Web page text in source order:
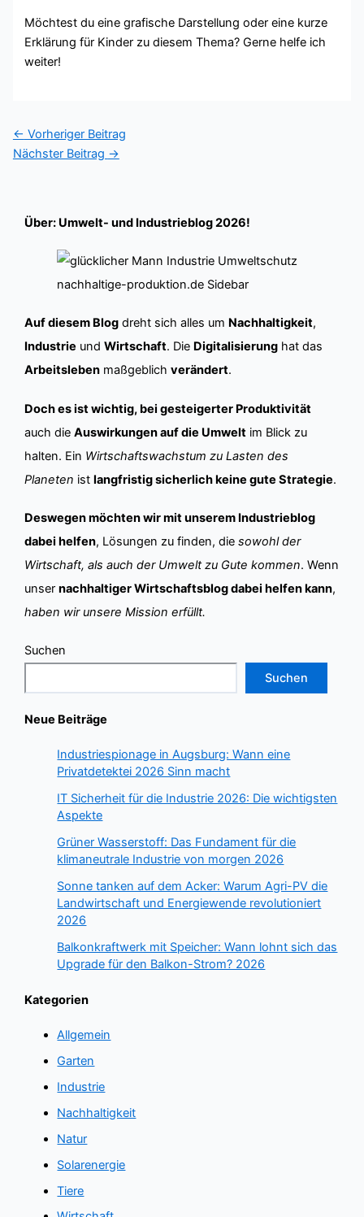
Möchtest du eine grafische Darstellung oder eine kurze
Erklärung für Kinder zu diesem Thema? Gerne helfe ich
weiter!
← Vorheriger Beitrag
Nächster Beitrag →
Über: Umwelt- und Industrieblog 2026!
Auf diesem Blog dreht sich alles um Nachhaltigkeit,
Industrie undWirtschaft. Die Digitalisierung hat das
Arbeitsleben maßgeblichverändert.
Doch es ist wichtig, bei gesteigerter Produktivität
auch dieAuswirkungen auf die Umwelt im Blick zu
halten. Ein Wirtschaftswachstum zu Lasten des
Planeten istlangfristig sicherlich keine gute Strategie.
Deswegen möchten wir mit unserem Industrieblog
dabei helfen, Lösungen zu finden, diesowohl der
Wirtschaft, als auch der Umwelt zu Gute kommen. Wenn
unsernachhaltiger Wirtschaftsblog dabei helfen kann,
haben wir unsere Mission erfüllt.
Suchen
Suchen
Neue Beiträge
Industriespionage in Augsburg: Wann eine
Privatdetektei 2026 Sinn macht
IT Sicherheit für die Industrie 2026: Die wichtigsten
Aspekte
Grüner Wasserstoff: Das Fundament für die
klimaneutrale Industrie von morgen 2026
Sonne tanken auf dem Acker: Warum Agri-PV die
Landwirtschaft und Energiewende revolutioniert
2026
Balkonkraftwerk mit Speicher: Wann lohnt sich das
Upgrade für den Balkon-Strom? 2026
Kategorien
Allgemein
Garten
Industrie
Nachhaltigkeit
Natur
Solarenergie
Tiere